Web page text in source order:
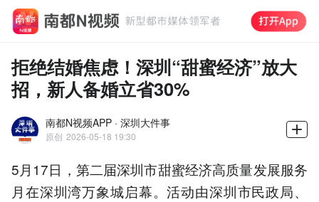
拒绝结婚焦虑！深圳“甜蜜经济”放大
招，新人备婚立省30%
南都N视频APP · 深圳大件事
原创 2026-05-18 19:30
5月17日，第二届深圳市甜蜜经济高质量发展服务
月在深圳湾万象城启幕。活动由深圳市民政局、